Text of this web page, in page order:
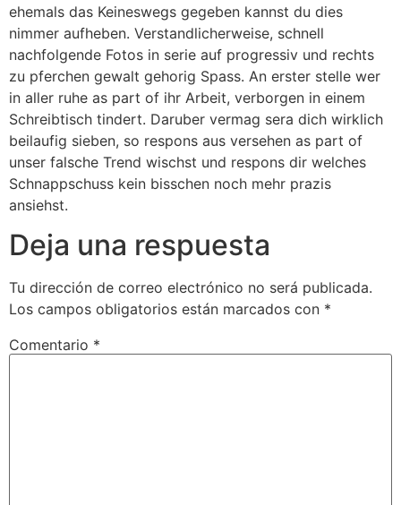
ehemals das Keineswegs gegeben kannst du dies
nimmer aufheben. Verstandlicherweise, schnell
nachfolgende Fotos in serie auf progressiv und rechts
zu pferchen gewalt gehorig Spass. An erster stelle wer
in aller ruhe as part of ihr Arbeit, verborgen in einem
Schreibtisch tindert. Daruber vermag sera dich wirklich
beilaufig sieben, so respons aus versehen as part of
unser falsche Trend wischst und respons dir welches
Schnappschuss kein bisschen noch mehr prazis
ansiehst.
Deja una respuesta
Tu dirección de correo electrónico no será publicada.
Los campos obligatorios están marcados con *
Comentario *